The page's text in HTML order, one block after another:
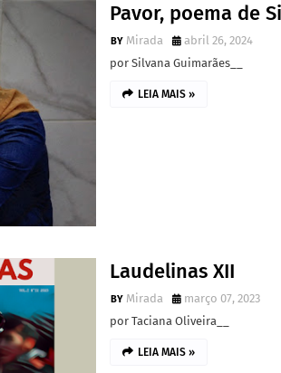
Pavor, poema de
Mirada
abril 26, 2024
por Silvana Guimarães__
LEIA MAIS »
Laudelinas XII
Mirada
março 07, 2023
por Taciana Oliveira__
LEIA MAIS »